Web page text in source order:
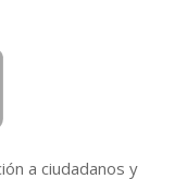
a ciudadanos y